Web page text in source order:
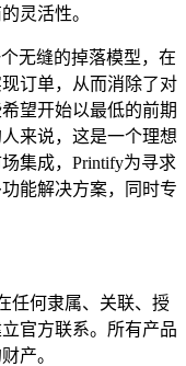
灵活性。
无缝的掉落模型，在
订单，从而消除了对
望开始以最低的前期
来说，这是一个理想
集成，Printify为寻求
能解决方案，同时专
任何隶属、关联、授
官方联系。所有产品
产。